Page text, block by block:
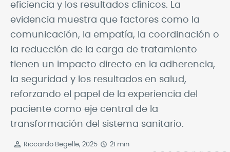
eficiencia y los resultados clínicos. La
evidencia muestra que factores como la
comunicación, la empatía, la coordinación o
la reducción de la carga de tratamiento
tienen un impacto directo en la adherencia,
la seguridad y los resultados en salud,
reforzando el papel de la experiencia del
paciente como eje central de la
transformación del sistema sanitario.
Riccardo Begelle, 2025 21 min